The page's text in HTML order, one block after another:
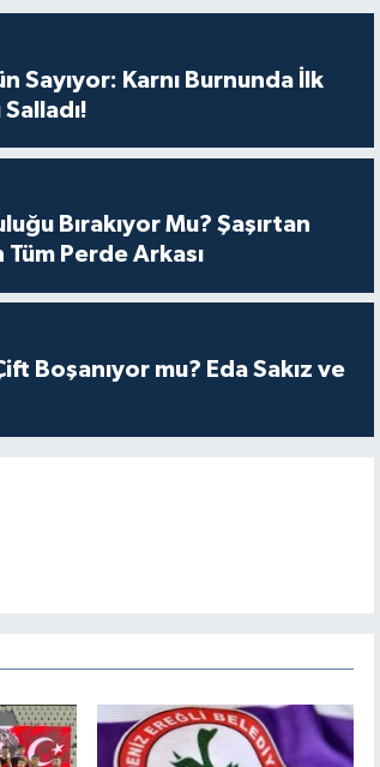
Sayıyor: Karnı Burnunda İlk
Bırakıyor Mu? Şaşırtan
Tüm Perde Arkası
Boşanıyor mu? Eda Sakız ve